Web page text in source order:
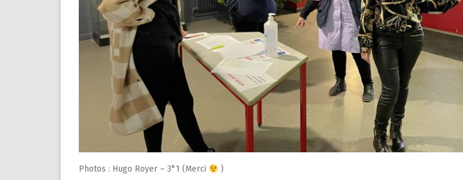
Photos : Hugo Royer – 3°1 (Merci )